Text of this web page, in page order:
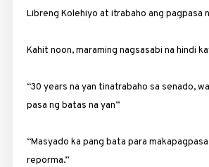
Libreng Kolehiyo at itrabaho ang pagpasa
Kahit noon, maraming nagsasabi na hindi
“30 years na yan tinatrabaho sa senado,
pasa ng batas na yan”
“Masyado ka pang bata para
reporma.”